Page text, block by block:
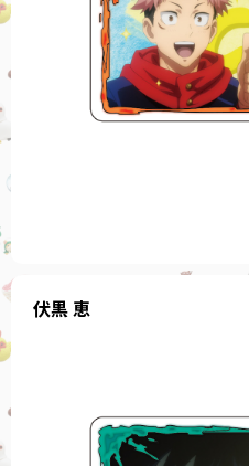
伏黒 恵